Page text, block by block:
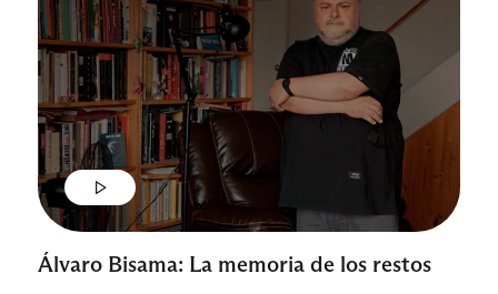
Álvaro Bisama: La memoria de los restos